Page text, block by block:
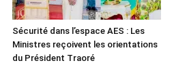
Sécurité dans l’espace AES : Les
Ministres reçoivent les orientations
du Président Traoré